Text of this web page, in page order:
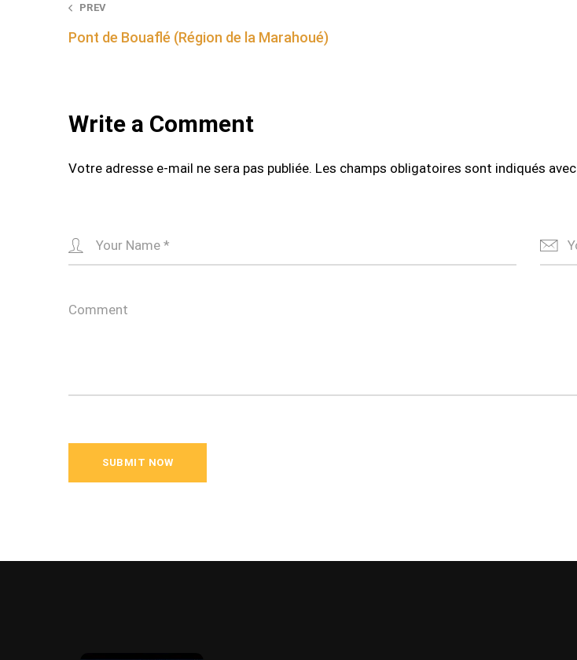
Post
navigation
PREV
Pont de Bouaflé (Région de la Marahoué)
Write a Comment
Votre adresse e-mail ne sera pas publiée. Les champs obligatoires sont indiqués avec